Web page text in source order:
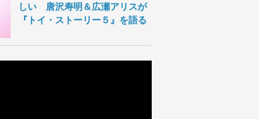
しい 唐沢寿明＆広瀬アリスが
『トイ・ストーリー５』を語る